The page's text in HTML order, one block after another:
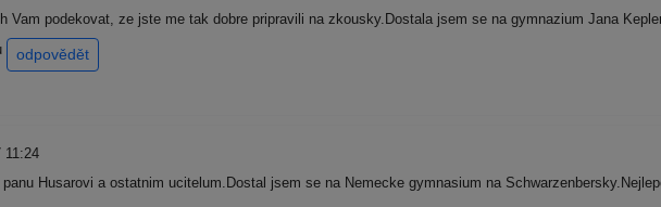
Vam podekovat, ze jste me tak dobre pripravili na zkousky.Dostala jsem se na gymnazium Jana
odpovědět
11:24
Husarovi a ostatnim ucitelum.Dostal jsem se na Nemecke gymnasium na